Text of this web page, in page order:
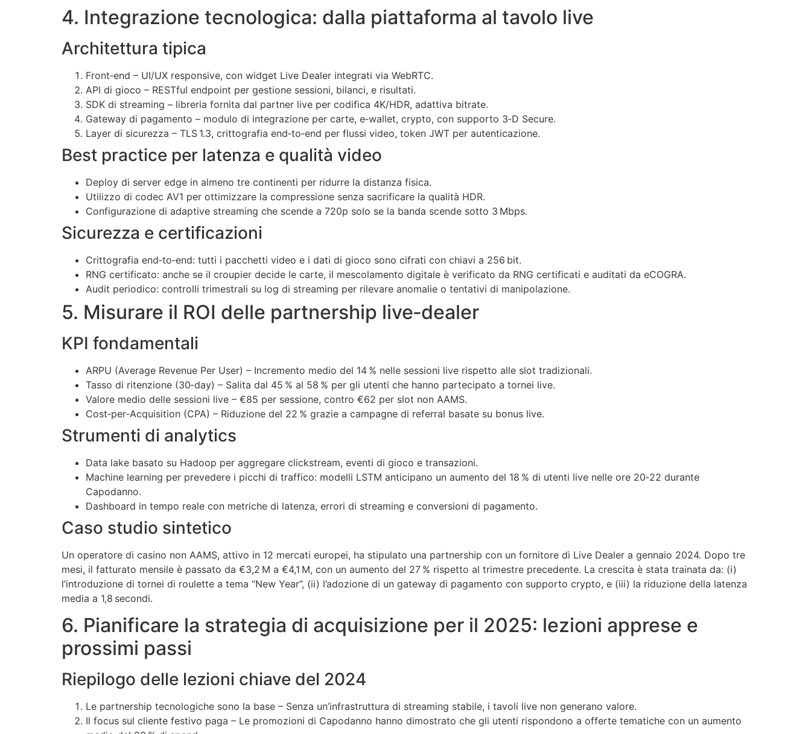
4. Integrazione tecnologica: dalla piattaforma al tavolo live
Architettura tipica
Front‑end – UI/UX responsive, con widget Live Dealer integrati via WebRTC.
API di gioco – RESTful endpoint per gestione sessioni, bilanci, e risultati.
SDK di streaming – libreria fornita dal partner live per codifica 4K/HDR, adattiva bitrate.
Gateway di pagamento – modulo di integrazione per carte, e‑wallet, crypto, con supporto 3‑D Secure.
Layer di sicurezza – TLS 1.3, crittografia end‑to‑end per flussi video, token JWT per autenticazione.
Best practice per latenza e qualità video
Deploy di server edge in almeno tre continenti per ridurre la distanza fisica.
Utilizzo di codec AV1 per ottimizzare la compressione senza sacrificare la qualità HDR.
Configurazione di adaptive streaming che scende a 720p solo se la banda scende sotto 3 Mbps.
Sicurezza e certificazioni
Crittografia end‑to‑end: tutti i pacchetti video e i dati di gioco sono cifrati con chiavi a 256 bit.
RNG certificato: anche se il croupier decide le carte, il mescolamento digitale è verificato da RNG certificati e auditati da eCOGRA.
Audit periodico: controlli trimestrali su log di streaming per rilevare anomalie o tentativi di manipolazione.
5. Misurare il ROI delle partnership live‑dealer
KPI fondamentali
ARPU (Average Revenue Per User) – Incremento medio del 14 % nelle sessioni live rispetto alle slot tradizionali.
Tasso di ritenzione (30‑day) – Salita dal 45 % al 58 % per gli utenti che hanno partecipato a tornei live.
Valore medio delle sessioni live – €85 per sessione, contro €62 per slot non AAMS.
Cost‑per‑Acquisition (CPA) – Riduzione del 22 % grazie a campagne di referral basate su bonus live.
Strumenti di analytics
Data lake basato su Hadoop per aggregare clickstream, eventi di gioco e transazioni.
Machine learning per prevedere i picchi di traffico: modelli LSTM anticipano un aumento del 18 % di utenti live nelle ore 20‑22 durante
Capodanno.
Dashboard in tempo reale con metriche di latenza, errori di streaming e conversioni di pagamento.
Caso studio sintetico
Un operatore di casino non AAMS, attivo in 12 mercati europei, ha stipulato una partnership con un fornitore di Live Dealer a gennaio 2024. Dopo tre
mesi, il fatturato mensile è passato da €3,2 M a €4,1 M, con un aumento del 27 % rispetto al trimestre precedente. La crescita è stata trainata da: (i)
l’introduzione di tornei di roulette a tema “New Year”, (ii) l’adozione di un gateway di pagamento con supporto crypto, e (iii) la riduzione della latenza
media a 1,8 secondi.
6. Pianificare la strategia di acquisizione per il 2025: lezioni apprese e
prossimi passi
Riepilogo delle lezioni chiave del 2024
Le partnership tecnologiche sono la base – Senza un’infrastruttura di streaming stabile, i tavoli live non generano valore.
Il focus sul cliente festivo paga – Le promozioni di Capodanno hanno dimostrato che gli utenti rispondono a offerte tematiche con un aumento